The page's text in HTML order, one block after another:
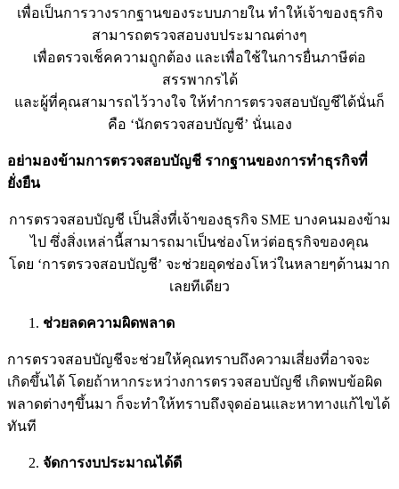
เพื่อเป็นการวางรากฐานของระบบภายใน ทำให้เจ้าของธุรกิจ
สามารถตรวจสอบงบประมาณต่างๆ
เพื่อตรวจเช็คความถูกต้อง และเพื่อใช้ในการยื่นภาษีต่อ
สรรพากรได้
และผู้ที่คุณสามารถไว้วางใจ ให้ทำการตรวจสอบบัญชีได้นั่นก็
คือ ‘นักตรวจสอบบัญชี’ นั่นเอง
อย่ามองข้ามการตรวจสอบบัญชี รากฐานของการทำธุรกิจที่
ยั่งยืน
การตรวจสอบบัญชี เป็นสิ่งที่เจ้าของธุรกิจ SME บางคนมองข้าม
ไป ซึ่งสิ่งเหล่านี้สามารถมาเป็นช่องโหว่ต่อธุรกิจของคุณ
โดย ‘การตรวจสอบบัญชี’ จะช่วยอุดช่องโหว่ในหลายๆด้านมาก
เลยทีเดียว
ช่วยลดความผิดพลาด
การตรวจสอบบัญชีจะช่วยให้คุณทราบถึงความเสี่ยงที่อาจจะ
เกิดขึ้นได้ โดยถ้าหากระหว่างการตรวจสอบบัญชี เกิดพบข้อผิด
พลาดต่างๆขึ้นมา ก็จะทำให้ทราบถึงจุดอ่อนและหาทางแก้ไขได้
ทันที
จัดการงบประมาณได้ดี